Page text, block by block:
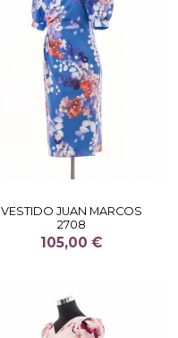
VESTIDO JUAN MARCOS
2708
105,00 €